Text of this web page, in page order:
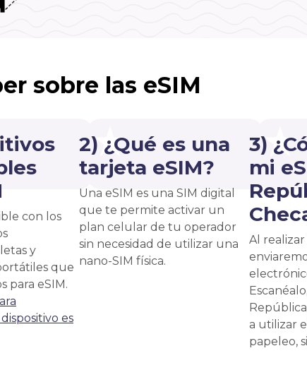
sobre las eSIM
con los
y
que
para eSIM.
es
2) ¿Qué es una
tarjeta eSIM?
Una eSIM es una SIM digital
que te permite activar un
plan celular de tu operador
sin necesidad de utilizar una
nano-SIM física.
3)
mi
Al
a utilizar
papeleo,